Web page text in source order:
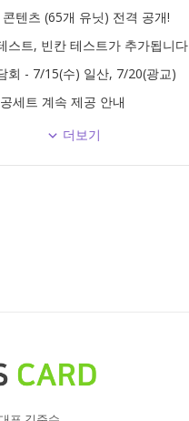
텐츠 (65개 유닛) 전격 공개!
스트, 빈칸 테스트가 추가됩니다
회 - 7/15(수) 일산, 7/20(광교)
세트 계속 제공 안내
더보기